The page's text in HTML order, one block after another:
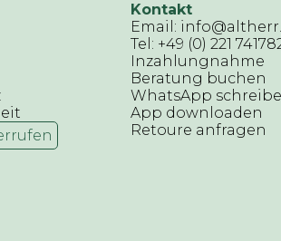
Kontakt
Email:
Tel: +49 (0) 221
Inzahlungnahme
Beratung buchen
WhatsApp
App downloaden
Retoure anfragen